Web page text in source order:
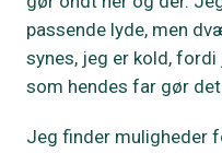
passende lyde, men
synes, jeg er kold,
som hendes far gør
Jeg finder muligheder